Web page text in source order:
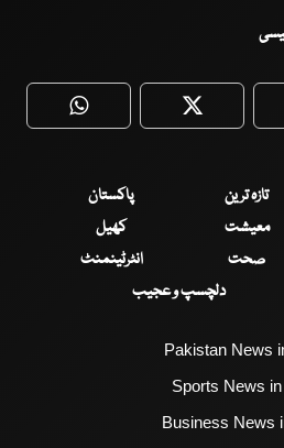
WhatsApp Twitter
تازہ ترین
پاکستان
معیشت
کھیل
صحت
انٹرٹینمنٹ
دلچسپ و عجیب
Pakistan News
Sports News
Business News